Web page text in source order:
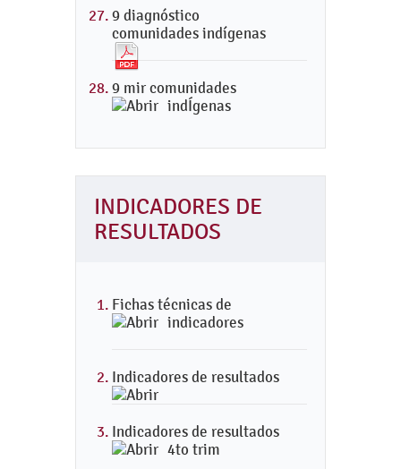
9 diagnóstico
comunidades indígenas
9 mir comunidades
indÍgenas
INDICADORES DE
RESULTADOS
Fichas técnicas de
indicadores
Indicadores de resultados
Indicadores de resultados
4to trim